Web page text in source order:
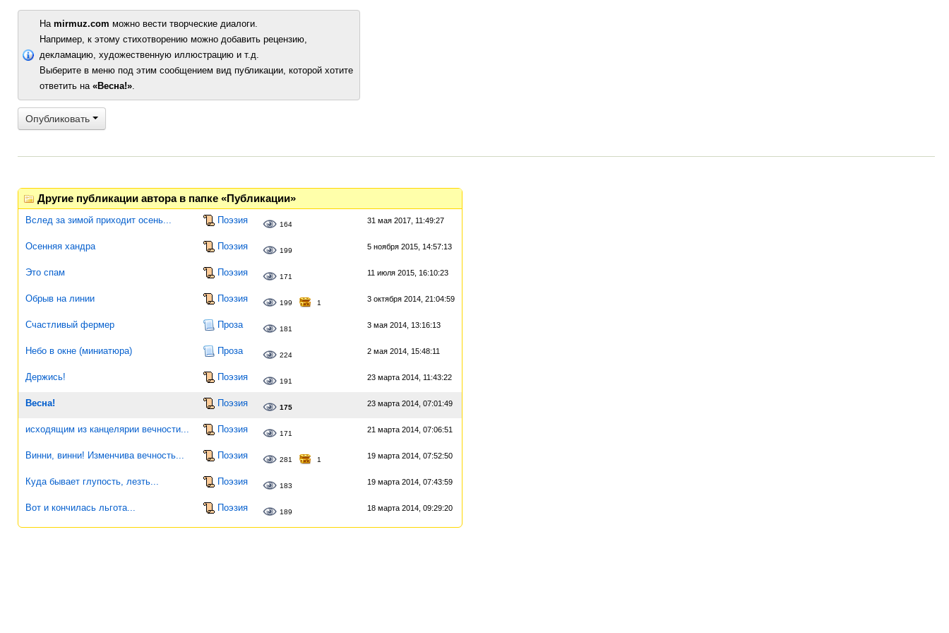
На mirmuz.com можно вести творческие диалоги.
Например, к этому стихотворению можно добавить рецензию,
декламацию, художественную иллюстрацию и т.д.
Выберите в меню под этим сообщением вид публикации, которой хотите
ответить на «Весна!».
Опубликовать
Другие публикации автора в папке «Публикации»
Вслед за зимой приходит осень... Поэзия 164 31 мая 2017, 11:49:27
Осенняя хандра Поэзия 199 5 ноября 2015, 14:57:13
Это спам Поэзия 171 11 июля 2015, 16:10:23
Обрыв на линии Поэзия 199 1 3 октября 2014, 21:04:59
Счастливый фермер Проза 181 3 мая 2014, 13:16:13
Небо в окне (миниатюра) Проза 224 2 мая 2014, 15:48:11
Держись! Поэзия 191 23 марта 2014, 11:43:22
Весна! Поэзия 175 23 марта 2014, 07:01:49
исходящим из канцелярии вечности... Поэзия 171 21 марта 2014, 07:06:51
Винни, винни! Изменчива вечность... Поэзия 281 1 19 марта 2014, 07:52:50
Куда бывает глупость, лезть... Поэзия 183 19 марта 2014, 07:43:59
Вот и кончилась льгота... Поэзия 189 18 марта 2014, 09:29:20